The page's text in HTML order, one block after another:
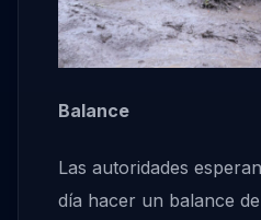
Balance
Las autoridades
día hacer un balance